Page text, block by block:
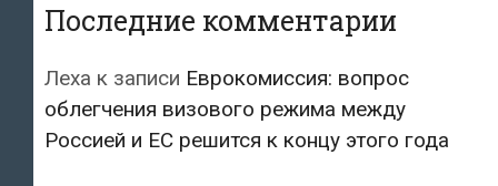
Последние комментарии
Леха к записи Еврокомиссия: вопрос
облегчения визового режима между
Россией и ЕС решится к концу этого года